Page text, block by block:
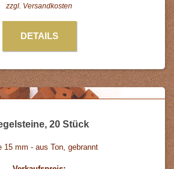
zzgl. Versandkosten
DETAILS
20 Stück
15 mm - aus Ton, gebrannt